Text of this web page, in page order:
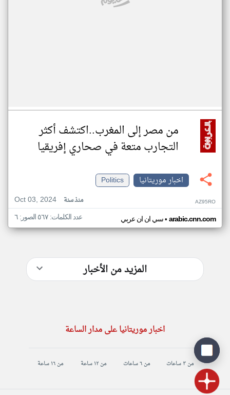
من مصر إلى المغرب..اكتشف أكثر
التجارب متعة في صحاري إفريقيا
اخبار موريتانيا
Politics
Oct 03, 2024
منذ سنة AZ95RO
سي ان ان عربي• arabic.cnn.com عدد الكلمات: ٥٦٧ الصور: ٦
المزيد من الأخبار
اخبار موريتانيا على مدار الساعة
من ٣ ساعات من ٦ ساعات من ١٢ ساعة من ١٦ ساعة